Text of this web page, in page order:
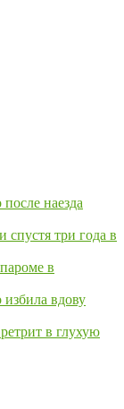
наезда
три года в
в
вдову
в глухую